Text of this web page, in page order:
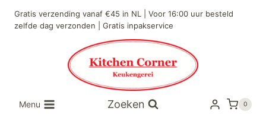
naar
Gratis verzending vanaf €45 in NL | Voor 16:00 uur besteld
zelfde dag verzonden | Gratis inpakservice
Menu Zoeken 0